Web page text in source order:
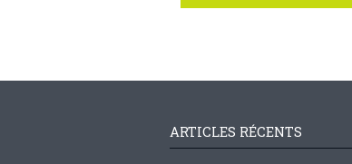
ARTICLES RÉCENTS